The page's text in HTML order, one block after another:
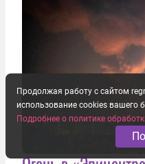
Продолжая работу с сайтом
использование cookies вашего
Подробнее о политике